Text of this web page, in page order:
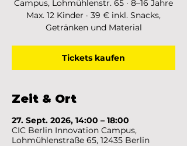
Campus, Lohmühlenstr. 65 · 8–16 Jahre
Max. 12 Kinder · 39 € inkl. Snacks,
Getränken und Material
Tickets kaufen
Zeit & Ort
27. Sept. 2026, 14:00 – 18:00
CIC Berlin Innovation Campus,
Lohmühlenstraße 65, 12435 Berlin